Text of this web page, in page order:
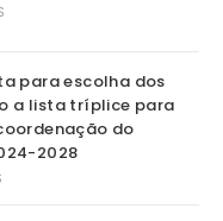
para escolha dos
a lista tríplice para
do
2028